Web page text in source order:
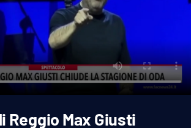
Reggio Max Giusti